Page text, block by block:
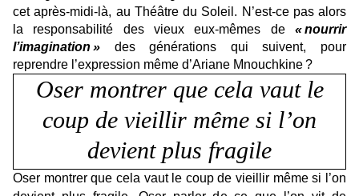
cet après-midi-là, au Théâtre du Soleil. N’est-ce pas alors
la responsabilité des vieux eux-mêmes de « nourrir
l’imagination » des générations qui suivent, pour
reprendre l’expression même d’Ariane Mnouchkine ?
Oser montrer que cela vaut le
coup de vieillir même si l’on
devient plus fragile
Oser montrer que cela vaut le coup de vieillir même si l’on